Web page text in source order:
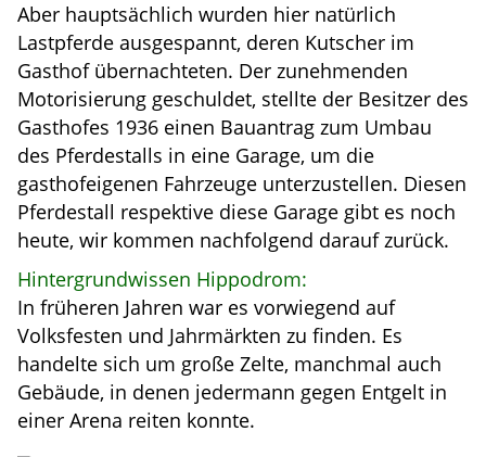
Aber hauptsächlich wurden hier natürlich
Lastpferde ausgespannt, deren Kutscher im
Gasthof übernachteten. Der zunehmenden
Motorisierung geschuldet, stellte der Besitzer des
Gasthofes 1936 einen Bauantrag zum Umbau
des Pferdestalls in eine Garage, um die
gasthofeigenen Fahrzeuge unterzustellen. Diesen
Pferdestall respektive diese Garage gibt es noch
heute, wir kommen nachfolgend darauf zurück.
Hintergrundwissen Hippodrom:
In früheren Jahren war es vorwiegend auf
Volksfesten und Jahrmärkten zu finden. Es
handelte sich um große Zelte, manchmal auch
Gebäude, in denen jedermann gegen Entgelt in
einer Arena reiten konnte.